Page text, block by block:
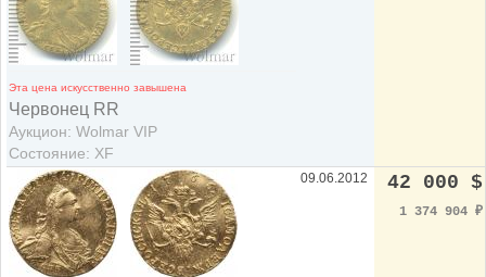
Эта цена искусственно завышена
Червонец RR
Аукцион: Wolmar VIP
Состояние: XF
09.06.2012 42 000 $
1 374 904 ₽